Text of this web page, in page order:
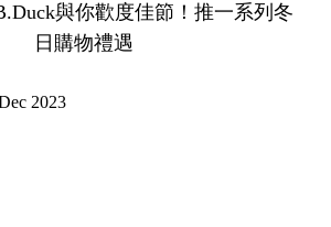
與你歡度佳節！推一系列冬
日購物禮遇
2023